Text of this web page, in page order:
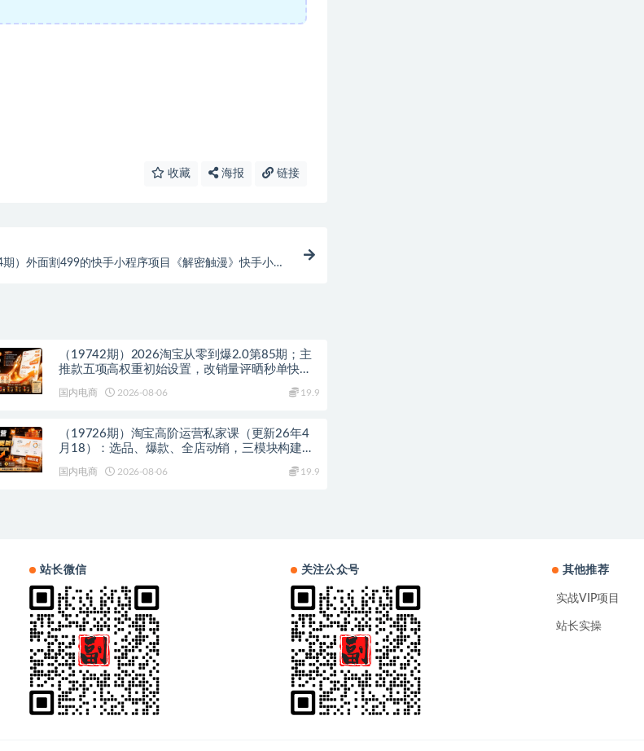
收藏 海报 链接
期）外面割499的快手小程序项目《解密触漫》快手小程
（19742期）2026淘宝从零到爆2.0第85期；主
推款五项高权重初始设置，改销量评晒秒单快速
国内电商 2026-08-06 19.9
（19726期）淘宝高阶运营私家课（更新26年4
月18）：选品、爆款、全店动销，三模块构建盈
国内电商 2026-08-06 19.9
站长微信 关注公众号 其他推荐
实战VIP项目
站长实操